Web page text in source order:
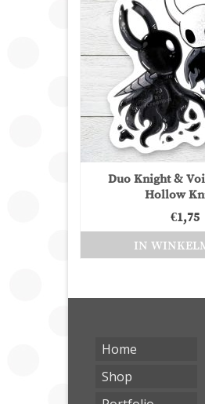
Duo Knight &
Hollow
€1,75
IN
Home
Shop